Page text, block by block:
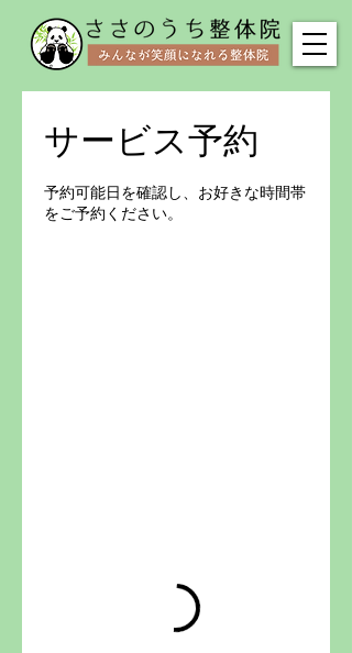
サービス予約
予約可能日を確認し、お好きな時間帯
をご予約ください。